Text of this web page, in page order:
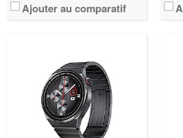
Ajouter au comparatif